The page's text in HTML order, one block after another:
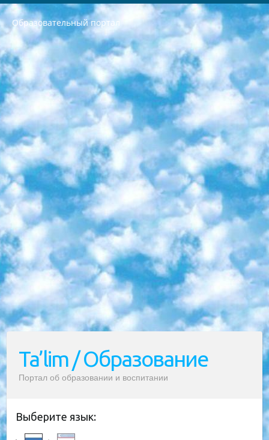
Образовательный портал
РЕСПУБЛИКА УЗБЕКИСТАН МИНИСТРЕРСТВО ДОШКОЛЬНОГО И ШКОЛЬНОГО ОБРАЗОВАНИЯ КОМАНДА в общеобразовательных учреждениях в 2023-2024 учебном году организация и проведение итоговой государственной аттестации обучающихся о Министра дошкольного и школьного образования Республики Узбекистан от 4 марта 2008 года (постановлением Минюста от 20 марта 2008 года № 1778 государственной регистрации) «Итоговое состояние учащихся общего среднего образования на основании положения об утверждении положения об аттестации общего среднего образования выпускной экзамен студентов в образовательных учреждениях в 2023-2024 учебном году В целях организации и прохождения аттестации приказываю: 1. Следующее: перечень предметов, по которым будет проводиться итоговая государственная аттестация и экзамен формы перевода согласно приложению 1; сертификаты международного образца, оценивающие уровень владения иностранными языками перечень согласно приложению 2; 2. Педагогический при специализированных образовательных учреждениях. научно-практический центр квалификации и международной оценки (Д.Давидова) 2024 г. До 25 марта: задания по предметам, по которым будет проводиться итоговая аттестация разработка и утверждение технических условий; итоговая аттестация на основании разработанного предметного задания разработка вопросов по предметам (устно и письменно), экзамен передача; общеобразовательные средние школы и специальные учебные заведения учащиеся выпускных классов школ и интернатов в агентской системе подготовка базы данных экзаменационных материалов и критериев оценки; перевод базы экзаменационных материалов на все языки обучения подать в Республиканский образовательный центр для изготовления; варианты экзаменов на основе разработанных контрольных материалов пусть будут поставлены задачи формирования. 3. Республиканский образовательный центр (Ш.Худайкулов) до 5 апреля 2024 года. до: база данных предоставленных экзаменационных материалов на все языки обучения перевод и экспертиза; для слепых, слабовидящих, глухих, слабослышащих и умственно отсталых детей учащиеся выпускных классов специализированных школ и школ-интернатов база данных экзаменационных материалов на всех преподаваемых языках подготовка критериев оценки; специализированные школы для умственно отсталых детей и технологии для учащихся выпускных классов школ-интернатов разработка соответствующих рекомендаций и критериев проведения ЕГЭ по естествознанию давать задания. 4. Педагогический при специализированных образовательных учреждениях. Научно-практический центр навыков и международной оценки (Д.Давидова), Республика образовательный центр (Худайкулов Ш.) итоговый государственный аттестационный экзамен ориентирован на творческое и логическое мышление при подготовке базы материалов учитывать введение заданий. 5. Следует отметить, что: сертификат государственного образца о знании общеобразовательного предмета и как минимум национальный уровень B1 по предметам на иностранных языках, указанным в Приложении 2. или международно признанный сертификат эквивалентного уровня студенты, изучающие определенный предмет, освобождаются от экзамена; по соответствующим предметам запланирована итоговая государственная аттестация за день до дня, путем жеребьевки Рабочей группой (в письменной форме по предметам, проводимым в форме) из числа сформированных вариантов выбрано 2 варианта; 2 выбранных варианта экзамена анонсированы на официальном сайте министерства и все выпускники по всей стране на основе этих вариантов проводит итоговую государственную аттестацию. 6. Государственное образование учащихся средних общеобразовательных учреждений. знания в соответствии с квалификационными требованиями, которые необходимо приобрести на основании стандартов итоговый (выпускной) контроль для 9 и 11 классов в целях тестирования Экзамены (далее – экзамены) состоят из предметов, перечисленных в приложении 1. будет сделано. 7. Экзамены пройдут с 26 мая по 15 июня 2024 г. (кроме науки физического воспитания). 8. Физическая для учащихся 9 классов общесредних образовательных учреждений. Экзамены по предмету «Образование, квалификация медицина» 1-6 мая 2024 года. сотрудники перевести под присмотр (с отклонениями в физическом или умственном развитии) специализированная школа для детей, школы-интернаты и со сколиозом школы-интернаты санаторного типа для больных детей исключены). 9. Он был слепым, слабовидящим и имел нарушения опорно-двигательного аппарата. экзамены в специализированных школах и интернатах для детей должны проводиться исходя из требований, предъявляемых к общеобразовательным учреждениям (физкультура кроме науки). 10. Специализированная школа для глухих и слабослышащих детей. и экзамены в интернатах и быть реализован в виде письменного теста по математике. 11. Специальность для умственно отсталых детей. Для 9 класса Родной язык и литературное письмо Государственный язык (язык обучения – узбекский). для неклассов) написано Математическое письмо Письменная/устная история Узбекистана Физическое воспитание практично Итоговый контроль Для 11 класса Написание родного языка и литературы (эссе) Математическое письмо Узбекский язык (обучение на узбекском языке) не посещающее общее среднее образование для учреждений)/Образовательное учреждение выбор письменный и устный Иностранный язык письменный/устный Письменная/устная история Узбекистана *По выбору студента:  Химия  Физика  Основы государственного права  География 10 бесплатных образовательных ресурсов - Мы составили подборку онлайн-проектов с интерактивными упражнениями, видеолекциями и статьями. Они помогут вам обрести новые и освежить старые знания бесплатно. 1. «ИНТУИТ» Старейшая образовательная площадка Рунета. Здесь вы найдёте сотни текстовых и видеокурсов на десятки различных тем — от программирования до психологии. Многие курсы подготовлены российскими университетами и крупными международными компаниями вроде Intel и Microsoft. Самостоятельное обучение бесплатное, но желающие могут оплатить услуги персональных наставников. 2. «Смартия» знакомит с актуальными профессиями и подсказывает, как им обучаться. Выбрав заинтересовавшую вас специальность — SMM-специалист, фотограф, веб-дизайнер или другую, — увидите список необходимых для неё умений. Чтобы вы могли освоить их самостоятельно, для каждого умения площадка отображает подборку ссылок на учебные материалы. Хотя «Смартия» ориентируется на русскоязычную аудиторию, часть контента всё же доступна только на английском. 3. «Лекторий Физтеха» Проект Московского физико-технического института (Физтеха). С его помощью вы можете смотреть онлайн серии лекций, записанные на видео в этом вузе. В числе доступных предметов — физика, биология, химия, информационные технологии и другие. К некоторым лекциям администрация ресурса прилагает готовые конспекты, которые можно скачивать в PDF-формате. 4. ITMOcourses Онлайн-площадка Санкт-Петербургского национального исследовательского университета информационных технологий, механики и оптики (ИТМО). Ресурс предоставляет свободный доступ к курсам, разработанным в этом вузе. Каталог материалов разбит на четыре категории: «Оптические системы и технологии», «Приборостроение и робототехника», «Информационные технологии» и «Биотехнологии». Курсы состоят из видеолекций, интерактивных демонстраций и заданий. 5. «КиберЛенинка» Электронная научная библиотека открытого доступа. Каталог площадки регулярно обрастает текстами статей из различных научных изданий. Сгруппированные по журналам и рубрикам публикации можно читать онлайн или скачивать целиком в PDF-формате. Проект нацелен на популяризацию науки за счёт открытого доступа к качественной информации. 6. «ПостНаука» На этом ресурсе публикуют подборки видеолекций, составленные экспертами из разных отраслей и объединённые общими темами. Среди них, к примеру, есть серии «Биоинформатика и геномика», «Культура средневековой Скандинавии» и Cinema Studies о теории кино. Каждая подборка лекций — логически связанная история, рассказанная экспертом от первого лица. Кроме того, на сайте появляются научно-образовательные статьи и тесты на разные темы. 7. «Newочём» Команда проекта «Newочём» отбирает самые интересные тексты из англоязычных СМИ и переводит те из них, за которые голосуют участники сообщества «ВКонтакте». По большей части это научно-популярные статьи. Редакторы придумывают лишь заголовки, в остальном содержание переводов соответствует оригиналам. Полные тексты можно читать прямо в социальной сети. 8. InternetUrok Онлайн-база материалов по основным дисциплинам школьной программы. Информация на сайте структурирована по классам, предметам и темам (урокам). Каждый урок состоит из видеолекций и конспектов. Есть также интерактивные тренажёры и тесты для закрепления пройденного материала. Даже если вы давно окончили школу, возможность повторить программу старших классов всегда может пригодиться. 9. Edutainme Ещё один ресурс об образовании. В отличие от Newtonew, как мне кажется, Edutainme больше ориентируется на представителей индустрии: педагогов, предпринимателей, разработчиков образовательных проектов. Но и любой, кто просто стремится к саморазвитию, найдёт на сайте много полезного и интересного для себя. Например, информацию о новых курсах и образовательных сервисах. 10. Newtonew Онлайн-медиа об образовании и обучении в широком смысле. Авторы Newtonew пишут об инструментах, заведениях, тактиках и стратегиях, которые помогают учить других и получать новые знания самостоятельно. На этой площадке вы найдёте новости, обзоры, аналитические мат
Ta’lim / Образование
Портал об образовании и воспитании
Выберите язык: